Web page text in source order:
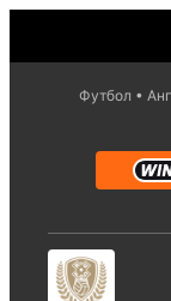
Футбол